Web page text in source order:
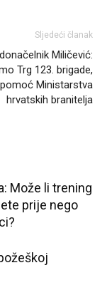
Sljedeći članak
Miličević:
Trg 123. brigade,
Ministarstva
hrvatskih branitelja
Može li trening
prije nego